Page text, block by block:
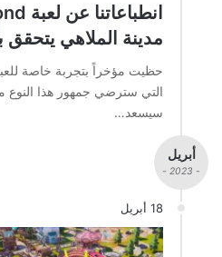
مدينة الملاهي
التي سترضي جمهور هذا النوع
سيسعد…
أبريل
- 2023 -
18 أبريل